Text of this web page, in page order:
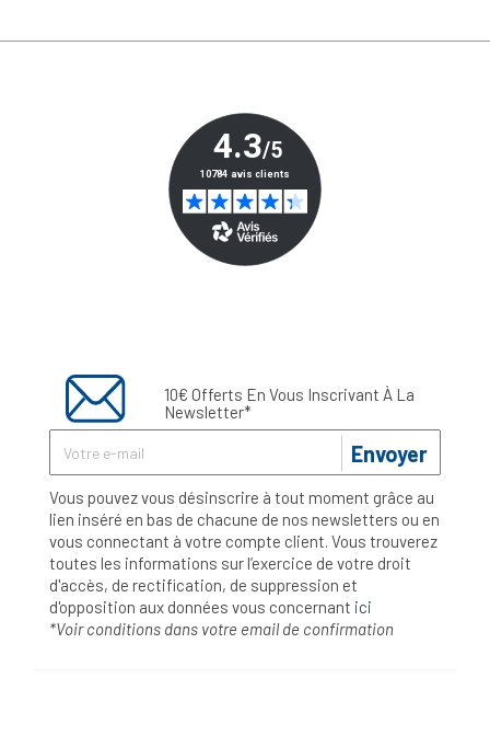
10€ Offerts En Vous Inscrivant À La
Newsletter*
Envoyer
Vous pouvez vous désinscrire à tout moment grâce au
lien inséré en bas de chacune de nos newsletters ou en
vous connectant à votre compte client. Vous trouverez
toutes les informations sur l’exercice de votre droit
d'accès, de rectification, de suppression et
d'opposition aux données vous concernant ici
*Voir conditions dans votre email de confirmation